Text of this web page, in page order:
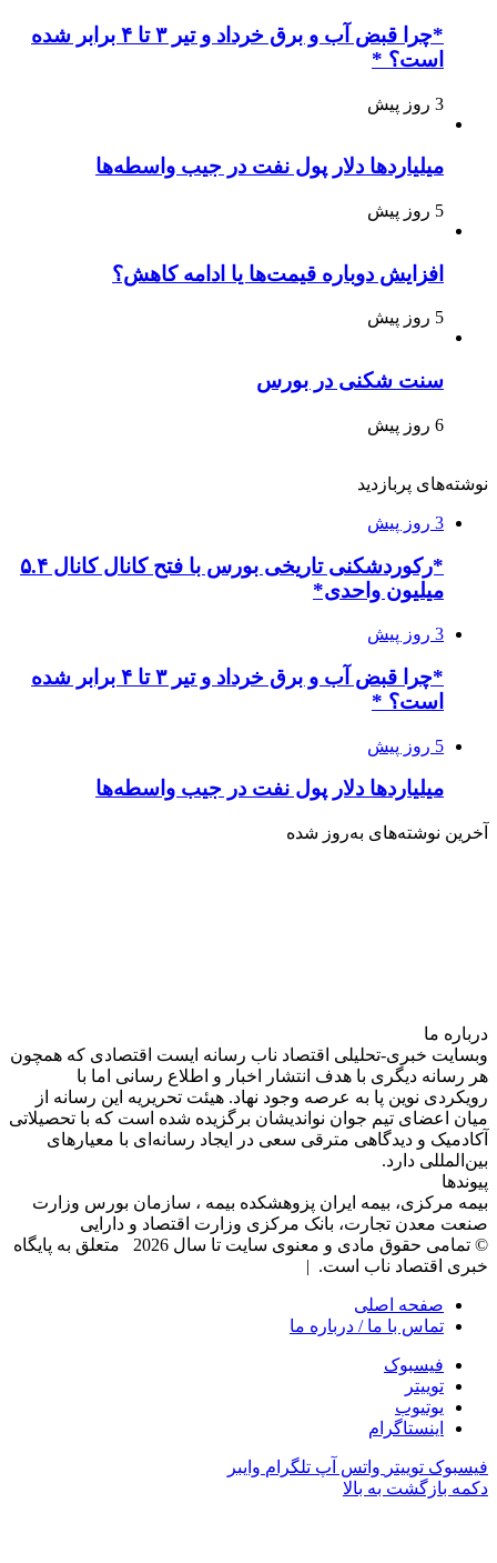
*چرا قبض آب و برق خرداد و تیر ۳ تا ۴ برابر شده
است؟ *
3 روز پیش
میلیاردها دلار پول نفت در جیب واسطه‌ها
5 روز پیش
افزایش دوباره قیمت‌ها یا ادامه کاهش؟
5 روز پیش
سنت شکنی در بورس
6 روز پیش
نوشته‌های پربازدید
3 روز پیش
*رکوردشکنی تاریخی بورس با فتح کانال کانال ۵.۴
میلیون واحدی*
3 روز پیش
*چرا قبض آب و برق خرداد و تیر ۳ تا ۴ برابر شده
است؟ *
5 روز پیش
میلیاردها دلار پول نفت در جیب واسطه‌ها
آخرین نوشته‌های‌ به‌روز شده
درباره‌ ما
وبسایت خبری-تحلیلی اقتصاد ناب رسانه‌ ایست اقتصادی که همچون
هر رسانه دیگری با هدف انتشار اخبار و اطلاع رسانی اما با
رویکردی نوین پا به عرصه وجود نهاد. هیئت تحریریه این رسانه از
میان اعضای تیم جوان نواندیشان برگزیده شده است که با تحصیلاتی
آکادمیک و دیدگاهی‌ مترقی سعی در ایجاد رسانه‌ای با معیار‌های
بین‌المللی دارد.
پیوندها
بیمه مرکزی، بیمه ایران پزوهشکده بیمه ، سازمان بورس وزارت
صنعت معدن تجارت، بانک مرکزی وزارت اقتصاد و دارایی
© تمامی حقوق مادی و معنوی سایت تا سال 2026 متعلق به پایگاه
خبری اقتصاد ناب است. |
صفحه اصلی
تماس با ما / درباره ما
فیسبوک
توییتر
یوتیوب
اینستاگرام
فیسبوک توییتر واتس آپ تلگرام وایبر
دکمه بازگشت به بالا